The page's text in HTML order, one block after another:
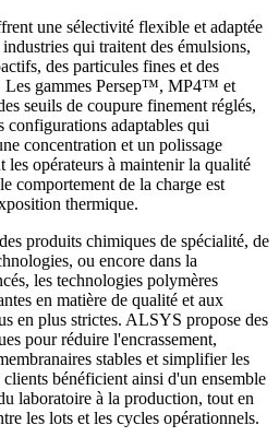
une sélectivité flexible et adaptée
qui traitent des émulsions,
des particules fines et des
Les gammes Persep™, MP4™ et
seuils de coupure finement réglés,
configurations adaptables qui
concentration et un polissage
les opérateurs à maintenir la qualité
comportement de la charge est
thermique.
produits chimiques de spécialité, de
ou encore dans la
les technologies polymères
en matière de qualité et aux
en plus strictes. ALSYS propose des
pour réduire l'encrassement,
stables et simplifier les
bénéficient ainsi d'un ensemble
laboratoire à la production, tout en
les lots et les cycles opérationnels.